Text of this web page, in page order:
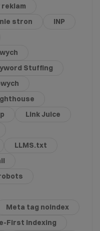
reklam
stron
INP
Stuffing
Link Juice
LLMS.txt
Meta tag noindex
First Indexing